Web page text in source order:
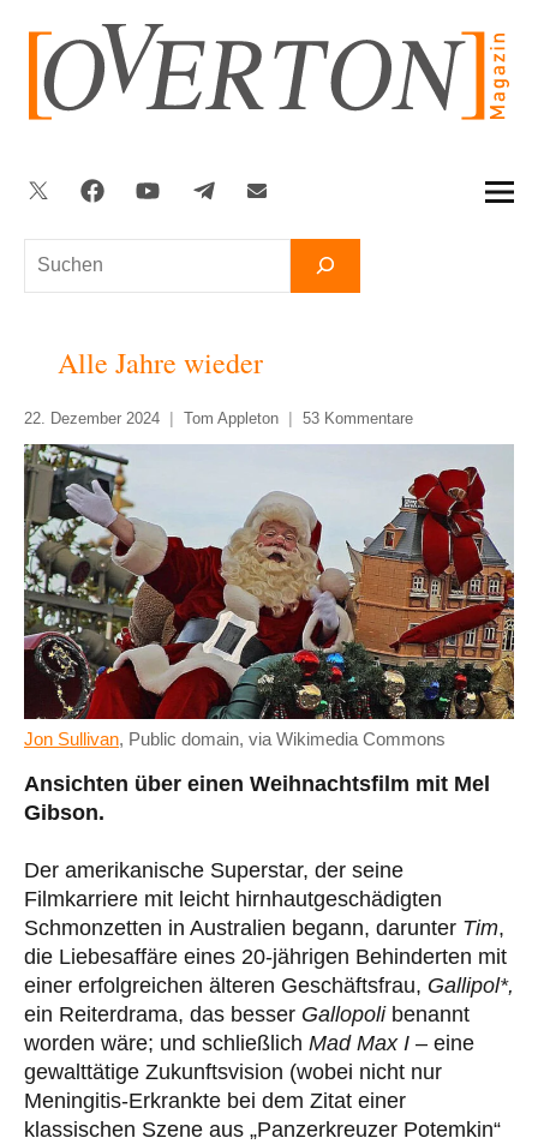
springen
Suchen
Twitter FacebookYouTubeTelegram
Alle Jahre wieder
22. Dezember 2024 Tom Appleton 53 Kommentare
Jon Sullivan, Public domain, via Wikimedia Commons
Ansichten über einen Weihnachtsfilm mit Mel
Gibson.
Der amerikanische Superstar, der seine
Filmkarriere mit leicht hirnhautgeschädigten
Schmonzetten in Australien begann, darunter Tim,
die Liebesaffäre eines 20-jährigen Behinderten mit
einer erfolgreichen älteren Geschäftsfrau, Gallipol*,
ein Reiterdrama, das besser Gallopoli benannt
worden wäre; und schließlich Mad Max I – eine
gewalttätige Zukunftsvision (wobei nicht nur
Meningitis-Erkrankte bei dem Zitat einer
klassischen Szene aus „Panzerkreuzer Potemkin“